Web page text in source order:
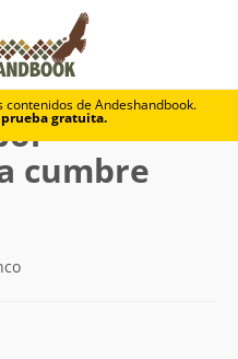
de Andeshandbook.
gratuita.
Normal por Contrafuerte
cumbre